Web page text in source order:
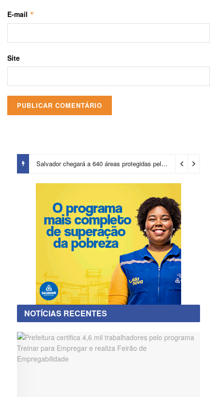
E-mail *
Site
Salvador chegará a 640 áreas protegidas pela Prefeitura com investimentos em contenções de encostas e prevenção de riscos
NOTÍCIAS RECENTES